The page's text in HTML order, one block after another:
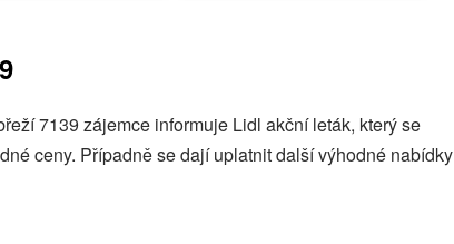
7139 zájemce informuje Lidl akční leták, který se
ceny. Případně se dají uplatnit další výhodné nabídky